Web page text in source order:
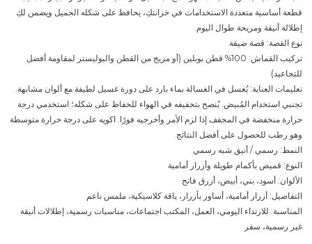
قطعة أساسية متعددة الاستخدامات في خزانتكِ، يحافظ على شكله الجميل ويضمن لكِ
إطلالة أنيقة ومريحة طوال اليوم.
نوع القصة: قصة ضيقة
تركيب القماش: 100% قطن بوبلين (أو مزيج من القطن والبوليستر لمقاومة أفضل
للتجاعيد)
تعليمات العناية: يُغسل في الغسالة بماء بارد على دورة غسيل لطيفة مع ألوان مشابهة.
تجنبي استخدام المُبيض. يُنصح بتجفيفه في الهواء للحفاظ على شكله؛ استخدمي درجة
حرارة منخفضة في المجفف إذا لزم الأمر وأخرجيه فورًا. اكويه على درجة حرارة متوسطة
وهو رطب للحصول على أفضل النتائج.
النمط: رسمي / أنيق شبه رسمي
النوع: قميص بأكمام طويلة وأزرار أمامية
الألوان: أسود، بني، أبيض، أزرق فاتح
التفاصيل: أزرار أمامية، أساور بأزرار، ياقة كلاسيكية، ملمس ناعم
المناسبة: للارتداء اليومي، العمل، المكتب اجتماعات، مناسبات رسمية، إطلالات أنيقة
غير رسمية، سفر